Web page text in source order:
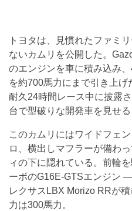
トヨタは、見慣れたファミ
ないカムリを公開した。
のエンジンを車に積み込み
を約700馬力にまで引き上
耐久24時間レース中に披露
台で型破りな開発車を見せる
このカムリにはワイドフェ
ロ、横出しマフラーが備わ
ィの下に隠れている。前輪
ーボのG16E-GTSエンジン
レクサスLBX Morizo RRが
力は300馬力。